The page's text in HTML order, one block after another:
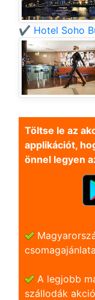
✔️ Hotel Soho
Töltse le az
applikációt,
önnel legyen
A legjobb
szállodák